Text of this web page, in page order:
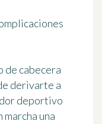
de cabecera
derivarte a
deportivo
una